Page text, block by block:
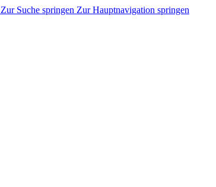
Zur Suche springen Zur Hauptnavigation springen